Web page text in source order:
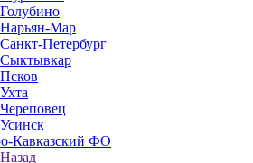
Голубино
Нарьян-Мар
Санкт-Петербург
Сыктывкар
Псков
Ухта
Череповец
Усинск
Кавказский ФО
Назад